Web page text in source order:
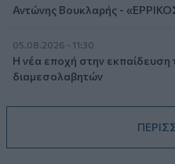
Αντώνης Βουκλαρής -
05.08.2026 - 11:30
Η νέα εποχή στην
διαμεσολαβητών